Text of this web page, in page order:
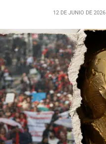
12 DE JUNIO DE 2026